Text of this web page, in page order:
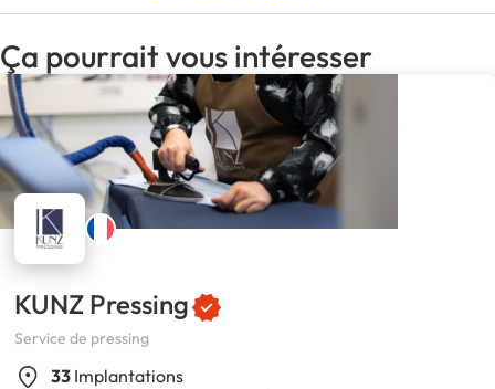
Ça pourrait vous intéresser
KUNZ Pressing
Service de pressing
33 Implantations